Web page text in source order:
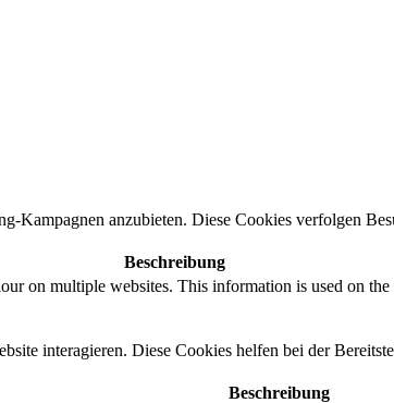
Kampagnen anzubieten. Diese Cookies verfolgen
Beschreibung
on multiple websites. This information is used on
interagieren. Diese Cookies helfen bei der
Beschreibung